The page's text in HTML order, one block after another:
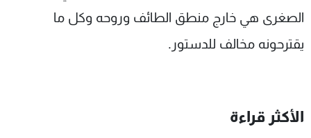
الصغرى هي خارج منطق الطائف وروحه وكل ما
يقترحونه مخالف للدستور.
الأكثر قراءة